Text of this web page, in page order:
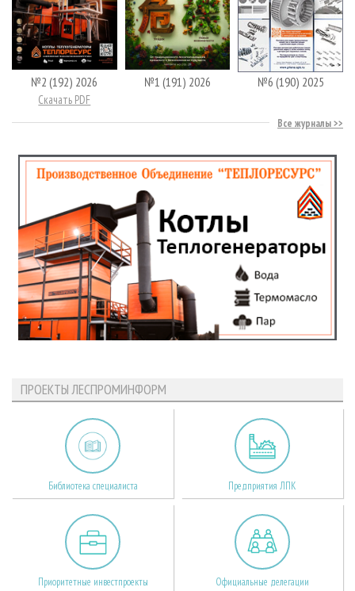
№2 (192) 2026
Скачать PDF
№1 (191) 2026 №6 (190) 2025
Все журналы
ПРОЕКТЫ ЛЕСПРОМИНФОРМ
Библиотека специалиста Предприятия ЛПК
Приоритетные инвестпроекты Официальные делегации